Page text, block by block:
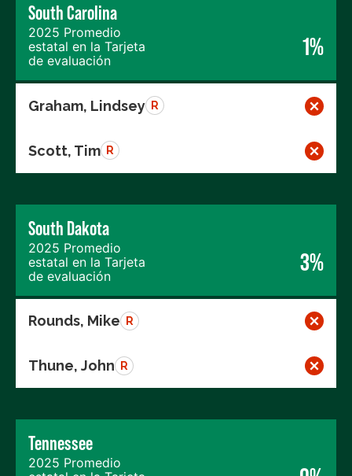
South Carolina
2025 Promedio
estatal en la Tarjeta
de evaluación
1%
Graham, Lindsey R
Scott, Tim R
South Dakota
2025 Promedio
estatal en la Tarjeta
de evaluación
3%
Rounds, Mike R
Thune, John R
Tennessee
2025 Promedio